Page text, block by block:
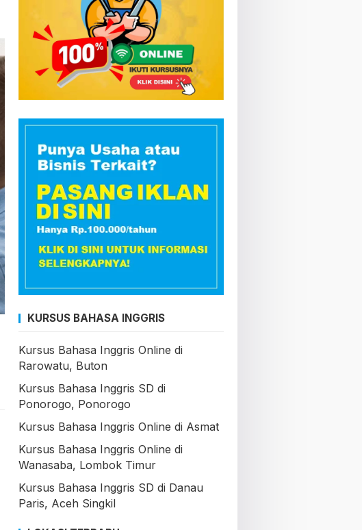
KURSUS BAHASA INGGRIS
Kursus Bahasa Inggris Online di
Rarowatu, Buton
Kursus Bahasa Inggris SD di
Ponorogo, Ponorogo
Kursus Bahasa Inggris Online di Asmat
Kursus Bahasa Inggris Online di
Wanasaba, Lombok Timur
Kursus Bahasa Inggris SD di Danau
Paris, Aceh Singkil